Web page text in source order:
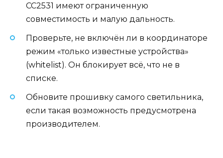
CC2531 имеют ограниченную
совместимость и малую дальность.
Проверьте, не включён ли в координаторе
режим «только известные устройства»
(whitelist). Он блокирует всё, что не в
списке.
Обновите прошивку самого светильника,
если такая возможность предусмотрена
производителем.